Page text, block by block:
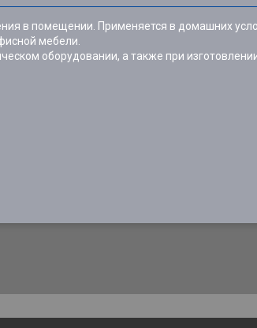
в помещении. Применяется в домашних
мебели.
оборудовании, а также при